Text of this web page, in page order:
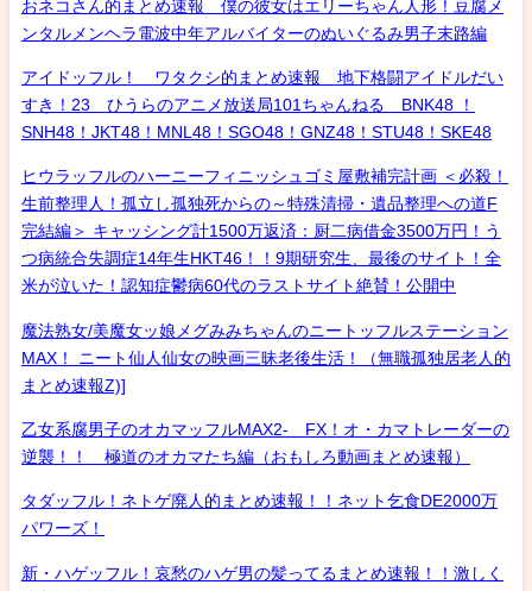
おネコさん的まとめ速報 僕の彼女はエリーちゃん人形！豆腐メ
ンタルメンヘラ電波中年アルバイターのぬいぐるみ男子末路編
アイドッフル！ ワタクシ的まとめ速報 地下格闘アイドルだい
すき！23 ひうらのアニメ放送局101ちゃんねる BNK48 ！
SNH48！JKT48！MNL48！SGO48！GNZ48！STU48！SKE48
ヒウラッフルのハーニーフィニッシュゴミ屋敷補完計画 ＜必殺！
生前整理人！孤立し孤独死からの～特殊清掃・遺品整理への道F
完結編＞ キャッシング計1500万返済：厨二病借金3500万円！う
つ病統合失調症14年生HKT46！！9期研究生、最後のサイト！全
米が泣いた！認知症鬱病60代のラストサイト絶賛！公開中
魔法熟女/美魔女ッ娘メグみみちゃんのニートッフルステーション
MAX！ ニート仙人仙女の映画三昧老後生活！（無職孤独居老人的
まとめ速報Z)]
乙女系腐男子のオカマッフルMAX2- FX！オ・カマトレーダーの
逆襲！！ 極道のオカマたち編（おもしろ動画まとめ速報）
タダッフル！ネトゲ廃人的まとめ速報！！ネット乞食DE2000万
パワーズ！
新・ハゲッフル！哀愁のハゲ男の髪ってるまとめ速報！！激しく